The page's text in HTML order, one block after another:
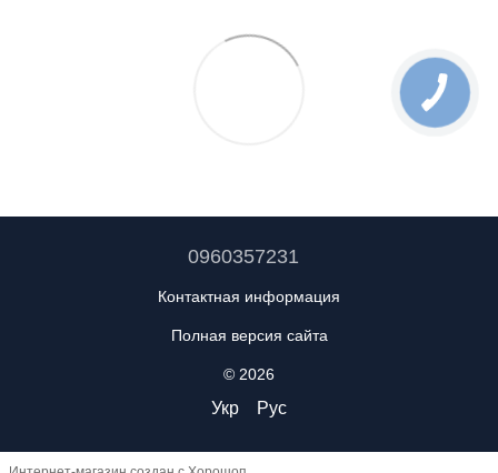
0960357231
Контактная информация
Полная версия сайта
© 2026
Укр Рус